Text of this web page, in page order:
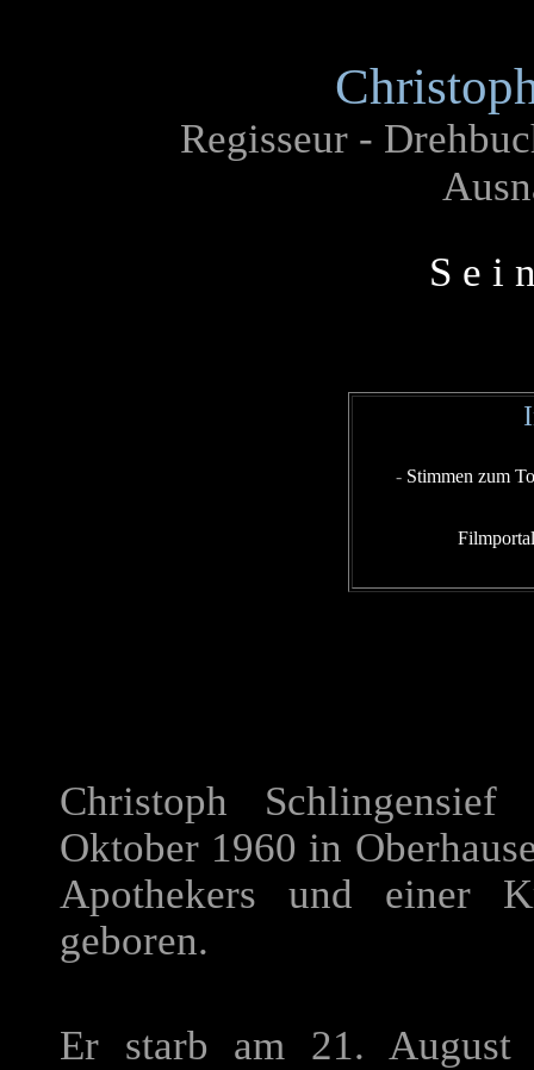
Regisseur -
S e i
- Stimmen zum
Filmportal
Christoph
Oktober 1960 in
Apothekers und einer
geboren.
Er starb am 21. August